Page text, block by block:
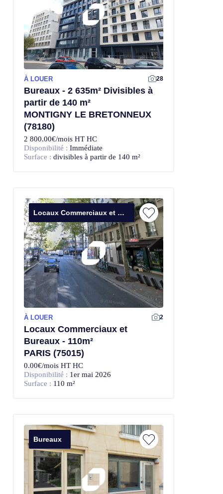
À LOUER 28
Bureaux - 2 635m² Divisibles à
partir de 140 m²
MONTIGNY LE BRETONNEUX
(78180)
2 800.00€/mois HT HC
Disponibilité : Immédiate
Surface : divisibles à partir de 140 m²
Locaux Commerciaux et Bureaux
À LOUER 2
Locaux Commerciaux et
Bureaux - 110m²
PARIS (75015)
0.00€/mois HT HC
Disponibilité : 1er mai 2026
Surface : 110 m²
Bureaux